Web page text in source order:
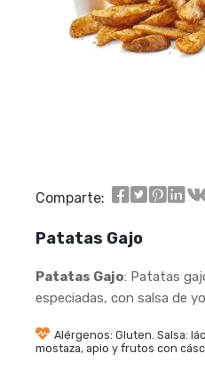
Comparte:
Patatas Gajo
Patatas Gajo: Patatas
especiadas, con salsa de
Alérgenos: Gluten. Salsa:
mostaza, apio y frutos con